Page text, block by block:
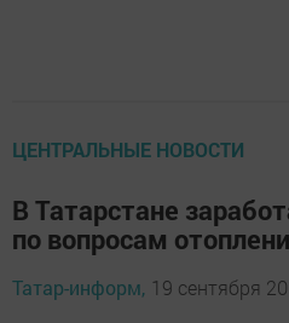
ЦЕНТРАЛЬНЫЕ НОВОСТИ
В Татарстане
по вопросам
Татар-информ, 19 сентября